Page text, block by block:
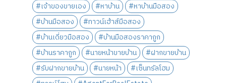
#เจ้าของขายเอง #หาบ้าน
#หาบ้านมือสอง
#บ้านมือสอง
#ทาวน์เฮ้าส์มือสอง
#บ้านเดี่ยวมือสอง
#บ้านมือสองราคาถูก
#บ้านราคาถูก
#นายหน้าขายบ้าน
#ฝากขายบ้าน
#รับฝากขายบ้าน
#นายหน้า
#เซ็นทรัลโฮม